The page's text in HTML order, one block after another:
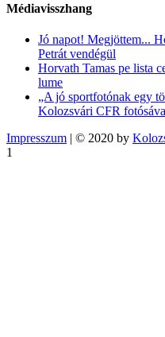
Médiavisszhang
Jó napot! Megjöttem...
Petrát vendégül
Horvath Tamas pe lista
lume
„A jó sportfotónak egy
Kolozsvári CFR
Impresszum | © 2020 by
1